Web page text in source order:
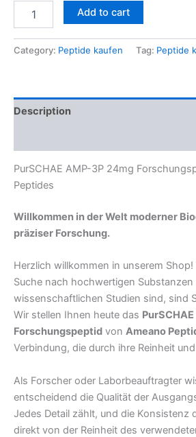
Add to cart
Category: Peptide kaufen Tag: Peptide
Description
PurSCHAE AMP-3P 24mg
Peptides
Willkommen in der Welt moderner
präziser Forschung.
Herzlich willkommen in unserem Shop!
Suche nach hochwertigen Substanzen
wissenschaftlichen Studien sind, sind
Wir stellen Ihnen heute das
Forschungspeptid von Ameano
Verbindung, die durch ihre Reinheit
Als Forscher oder Laborbeauftragter
entscheidend die Qualität der
Jedes Detail zählt, und die Konsistenz
direkt von der Reinheit des